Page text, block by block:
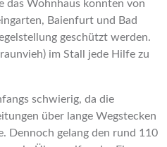
das Wohnhaus konnten von
Baienfurt und Bad
geschützt werden.
im Stall jede Hilfe zu
schwierig, da die
über lange Wegstecken
Dennoch gelang den rund 110